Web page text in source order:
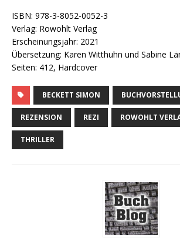
ISBN: 978-3-8052-0052-3
Verlag: Rowohlt Verlag
Erscheinungsjahr: 2021
Übersetzung: Karen Witthuhn und Sabine
Seiten: 412, Hardcover
BECKETT SIMON
REZENSION REZI ROWOHLT
THRILLER